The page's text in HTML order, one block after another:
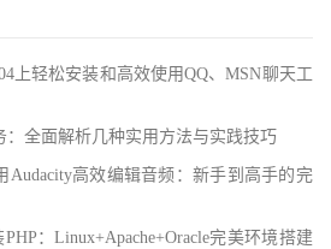
上轻松安装和高效使用QQ、MSN聊天工
全面解析几种实用方法与实践技巧
Audacity高效编辑音频：新手到高手的完
：Linux+Apache+Oracle完美环境搭建